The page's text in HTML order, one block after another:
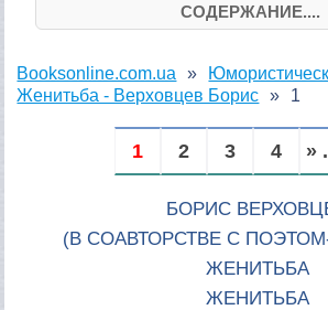
СОДЕРЖАНИЕ....
Booksonline.com.ua
Женитьба - Верховцев Борис
1
1 2 3 4 »
БОРИС
(В СОАВТОРСТВЕ С
ЖЕНИТЬБА
ЖЕНИТЬБА